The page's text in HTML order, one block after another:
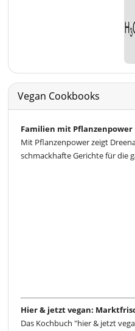
Vegan Cookbooks
Familien mit Pflanzenpower
Mit Pflanzenpower zeigt
schmackhafte Gerichte für die
Hier & jetzt vegan:
Das Kochbuch "hier & jetzt